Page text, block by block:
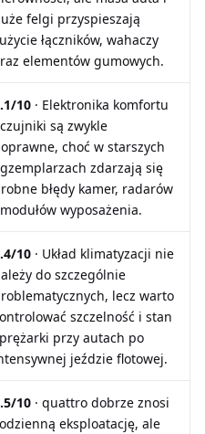
felgi przyspieszają
łączników, wahaczy
elementów gumowych.
10 · Elektronika komfortu
są zwykle
choć w starszych
zdarzają się
błędy kamer, radarów
wyposażenia.
10 · Układ klimatyzacji nie
do szczególnie
lecz warto
szczelność i stan
przy autach po
jeździe flotowej.
10 · quattro dobrze znosi
eksploatację, ale